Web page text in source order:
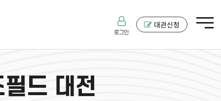
로그인
대관신청
드 대전